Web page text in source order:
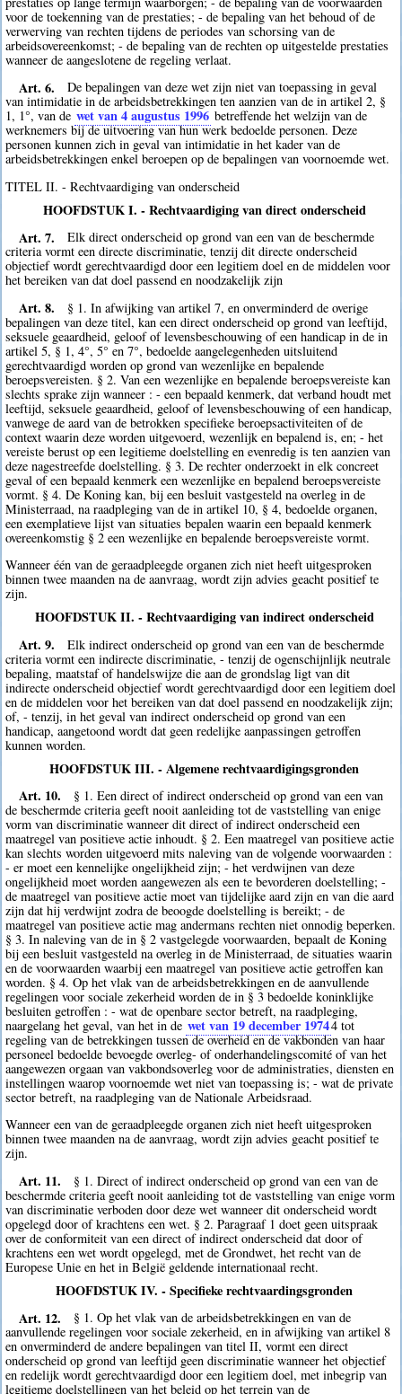
voor de toekenning van de prestaties; - de bepaling van het behoud of de
verwerving van rechten tijdens de periodes van schorsing van de
arbeidsovereenkomst; - de bepaling van de rechten op uitgestelde prestaties
wanneer de aangeslotene de regeling verlaat.
Art. 6.
De bepalingen van deze wet zijn niet van toepassing in geval
van intimidatie in de arbeidsbetrekkingen ten aanzien van de in artikel 2, §
1, 1°, van de wet van 4 augustus 1996 betreffende het welzijn van de
werknemers bij de uitvoering van hun werk bedoelde personen. Deze
personen kunnen zich in geval van intimidatie in het kader van de
arbeidsbetrekkingen enkel beroepen op de bepalingen van voornoemde wet.
TITEL II. - Rechtvaardiging van onderscheid
HOOFDSTUK I. - Rechtvaardiging van direct onderscheid
Art. 7.
Elk direct onderscheid op grond van een van de beschermde
criteria vormt een directe discriminatie, tenzij dit directe onderscheid
objectief wordt gerechtvaardigd door een legitiem doel en de middelen voor
het bereiken van dat doel passend en noodzakelijk zijn
Art. 8.
§ 1. In afwijking van artikel 7, en onverminderd de overige
bepalingen van deze titel, kan een direct onderscheid op grond van leeftijd,
seksuele geaardheid, geloof of levensbeschouwing of een handicap in de in
artikel 5, § 1, 4°, 5° en 7°, bedoelde aangelegenheden uitsluitend
gerechtvaardigd worden op grond van wezenlijke en bepalende
beroepsvereisten. § 2. Van een wezenlijke en bepalende beroepsvereiste kan
slechts sprake zijn wanneer : - een bepaald kenmerk, dat verband houdt met
leeftijd, seksuele geaardheid, geloof of levensbeschouwing of een handicap,
vanwege de aard van de betrokken specifieke beroepsactiviteiten of de
context waarin deze worden uitgevoerd, wezenlijk en bepalend is, en; - het
vereiste berust op een legitieme doelstelling en evenredig is ten aanzien van
deze nagestreefde doelstelling. § 3. De rechter onderzoekt in elk concreet
geval of een bepaald kenmerk een wezenlijke en bepalend beroepsvereiste
vormt. § 4. De Koning kan, bij een besluit vastgesteld na overleg in de
Ministerraad, na raadpleging van de in artikel 10, § 4, bedoelde organen,
een exemplatieve lijst van situaties bepalen waarin een bepaald kenmerk
overeenkomstig § 2 een wezenlijke en bepalende beroepsvereiste vormt.
Wanneer één van de geraadpleegde organen zich niet heeft uitgesproken
binnen twee maanden na de aanvraag, wordt zijn advies geacht positief te
zijn.
HOOFDSTUK II. - Rechtvaardiging van indirect onderscheid
Art. 9.
Elk indirect onderscheid op grond van een van de beschermde
criteria vormt een indirecte discriminatie, - tenzij de ogenschijnlijk neutrale
bepaling, maatstaf of handelswijze die aan de grondslag ligt van dit
indirecte onderscheid objectief wordt gerechtvaardigd door een legitiem doel
en de middelen voor het bereiken van dat doel passend en noodzakelijk zijn;
of, - tenzij, in het geval van indirect onderscheid op grond van een
handicap, aangetoond wordt dat geen redelijke aanpassingen getroffen
kunnen worden.
HOOFDSTUK III. - Algemene rechtvaardigingsgronden
Art. 10.
§ 1. Een direct of indirect onderscheid op grond van een van
de beschermde criteria geeft nooit aanleiding tot de vaststelling van enige
vorm van discriminatie wanneer dit direct of indirect onderscheid een
maatregel van positieve actie inhoudt. § 2. Een maatregel van positieve actie
kan slechts worden uitgevoerd mits naleving van de volgende voorwaarden :
- er moet een kennelijke ongelijkheid zijn; - het verdwijnen van deze
ongelijkheid moet worden aangewezen als een te bevorderen doelstelling; -
de maatregel van positieve actie moet van tijdelijke aard zijn en van die aard
zijn dat hij verdwijnt zodra de beoogde doelstelling is bereikt; - de
maatregel van positieve actie mag andermans rechten niet onnodig beperken.
§ 3. In naleving van de in § 2 vastgelegde voorwaarden, bepaalt de Koning
bij een besluit vastgesteld na overleg in de Ministerraad, de situaties waarin
en de voorwaarden waarbij een maatregel van positieve actie getroffen kan
worden. § 4. Op het vlak van de arbeidsbetrekkingen en de aanvullende
regelingen voor sociale zekerheid worden de in § 3 bedoelde koninklijke
besluiten getroffen : - wat de openbare sector betreft, na raadpleging,
naargelang het geval, van het in de wet van 19 december 19744 tot
regeling van de betrekkingen tussen de overheid en de vakbonden van haar
personeel bedoelde bevoegde overleg- of onderhandelingscomité of van het
aangewezen orgaan van vakbondsoverleg voor de administraties, diensten en
instellingen waarop voornoemde wet niet van toepassing is; - wat de private
sector betreft, na raadpleging van de Nationale Arbeidsraad.
Wanneer een van de geraadpleegde organen zich niet heeft uitgesproken
binnen twee maanden na de aanvraag, wordt zijn advies geacht positief te
zijn.
Art. 11.
§ 1. Direct of indirect onderscheid op grond van een van de
beschermde criteria geeft nooit aanleiding tot de vaststelling van enige vorm
van discriminatie verboden door deze wet wanneer dit onderscheid wordt
opgelegd door of krachtens een wet. § 2. Paragraaf 1 doet geen uitspraak
over de conformiteit van een direct of indirect onderscheid dat door of
krachtens een wet wordt opgelegd, met de Grondwet, het recht van de
Europese Unie en het in België geldende internationaal recht.
HOOFDSTUK IV. - Specifieke rechtvaardingsgronden
Art. 12.
§ 1. Op het vlak van de arbeidsbetrekkingen en van de
aanvullende regelingen voor sociale zekerheid, en in afwijking van artikel 8
en onverminderd de andere bepalingen van titel II, vormt een direct
onderscheid op grond van leeftijd geen discriminatie wanneer het objectief
en redelijk wordt gerechtvaardigd door een legitiem doel, met inbegrip van
legitieme doelstellingen van het beleid op het terrein van de